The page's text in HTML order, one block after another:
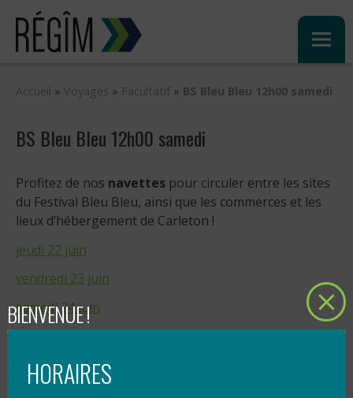
Sauter
contenu
Accueil » Voyages » Facultatif » BS Bleu Bleu 12h00 samedi
BS Bleu Bleu 12h00 samedi
Profitez de nos navettes pour circuler entre les sites
du Festival Bleu Bleu, ainsi que les commerces et les
lieux d’hébergement de Carleton !
jeudi 22 juin
vendredi 23 juin
samedi 24 juin
BIENVENUE !
HORAIRES